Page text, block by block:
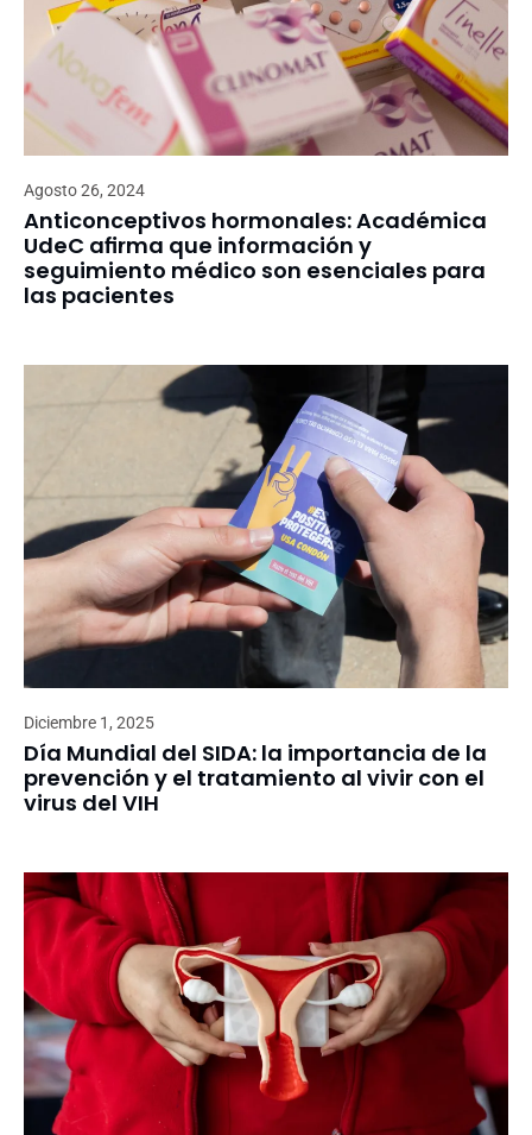
Agosto 26, 2024
Anticonceptivos hormonales: Académica
UdeC afirma que información y
seguimiento médico son esenciales para
las pacientes
Diciembre 1, 2025
Día Mundial del SIDA: la importancia de la
prevención y el tratamiento al vivir con el
virus del VIH